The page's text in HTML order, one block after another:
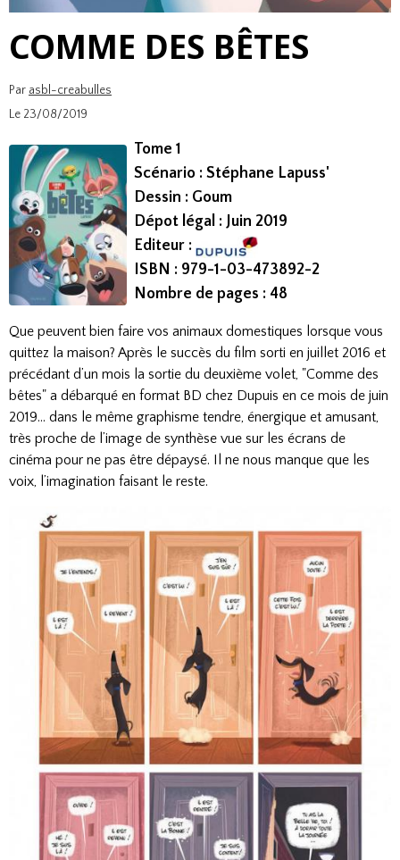
COMME DES BÊTES
Par asbl-creabulles
Le 23/08/2019
Tome 1
Scénario : Stéphane Lapuss'
Dessin : Goum
Dépot légal : Juin 2019
Editeur :
ISBN : 979-1-03-473892-2​
Nombre de pages : 48
Que peuvent bien faire vos animaux domestiques lorsque vous
quittez la maison? Après le succès du film sorti en juillet 2016 et
précédant d’un mois la sortie du deuxième volet, "Comme des
bêtes" a débarqué en format BD chez Dupuis en ce mois de juin
2019… dans le même graphisme tendre, énergique et amusant,
très proche de l’image de synthèse vue sur les écrans de
cinéma pour ne pas être dépaysé. Il ne nous manque que les
voix, l’imagination faisant le reste.